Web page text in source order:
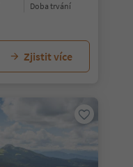
doba trvání
Zjistit více